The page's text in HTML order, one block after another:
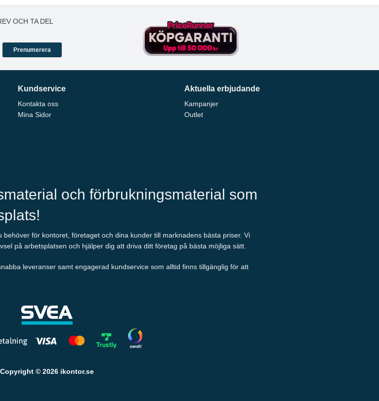
OCH TA DEL
Prenumerera
Kundservice
Kontakta oss
Mina Sidor
Aktuella erbjudande
Kampanjer
Outlet
och förbrukningsmaterial som
för kontoret, företaget och dina kunder till marknadens bästa priser. Vi
på arbetsplatsen och hjälper dig att driva ditt företag på bästa möjliga sätt.
leveranser samt engagerad kundservice som alltid finns tillgänglig för att
Copyright © 2026 ikontor.se